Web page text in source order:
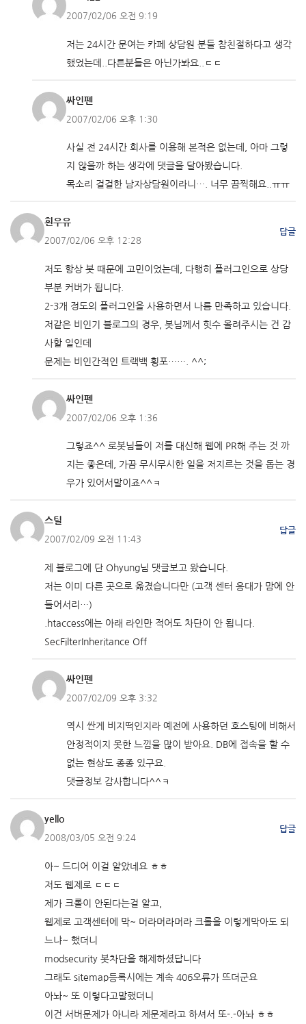
2007/02/06 오전 9:19
저는 24시간 문여는 카페 상담원 분들 참친절하다고 생각
했었는데..다른분들은 아닌가봐요..ㄷㄷ
싸인펜
2007/02/06 오후 1:30
사실 전 24시간 회사를 이용해 본적은 없는데, 아마 그렇
지 않을까 하는 생각에 댓글을 달아봤습니다.
목소리 걸걸한 남자상담원이라니…. 너무 끔찍해요..ㅠㅠ
흰우유
2007/02/06 오후 12:28
답글
저도 항상 봇 때문에 고민이었는데, 다행히 플러그인으로 상당
부분 커버가 됩니다.
2-3개 정도의 플러그인을 사용하면서 나름 만족하고 있습니다.
저같은 비인기 블로그의 경우, 봇님께서 힛수 올려주시는 건 감
사할 일인데
문제는 비인간적인 트랙백 횡포……. ^^;
싸인펜
2007/02/06 오후 1:36
그렇죠^^ 로봇님들이 저를 대신해 웹에 PR해 주는 것 까
지는 좋은데, 가끔 무시무시한 일을 저지르는 것을 돕는 경
우가 있어서말이죠^^ㅋ
스틸
2007/02/09 오전 11:43
답글
제 블로그에 단 Ohyung님 댓글보고 왔습니다.
저는 이미 다른 곳으로 옮겼습니다만 (고객 센터 응대가 맘에 안
들어서리…)
.htaccess에는 아래 라인만 적어도 차단이 안 됩니다.
SecFilterInheritance Off
싸인펜
2007/02/09 오후 3:32
역시 싼게 비지떡인지라 예전에 사용하던 호스팅에 비해서
안정적이지 못한 느낌을 많이 받아요. DB에 접속을 할 수
없는 현상도 종종 있구요.
댓글정보 감사합니다^^ㅋ
yello
2008/03/05 오전 9:24
답글
아~ 드디어 이걸 알았네요 ㅎㅎ
저도 웹제로 ㄷㄷㄷ
제가 크롤이 안된다는걸 알고,
웹제로 고객센터에 막~ 머라머라머라 크롤을 이렇게막아도 되
느냐~ 했더니
modsecurity 봇차단을 해제하셨답니다
그래도 sitemap등록시에는 계속 406오류가 뜨더군요
아놔~ 또 이렇다고말했더니
이건 서버문제가 아니라 제문제라고 하셔서 또-.-아놔 ㅎㅎ